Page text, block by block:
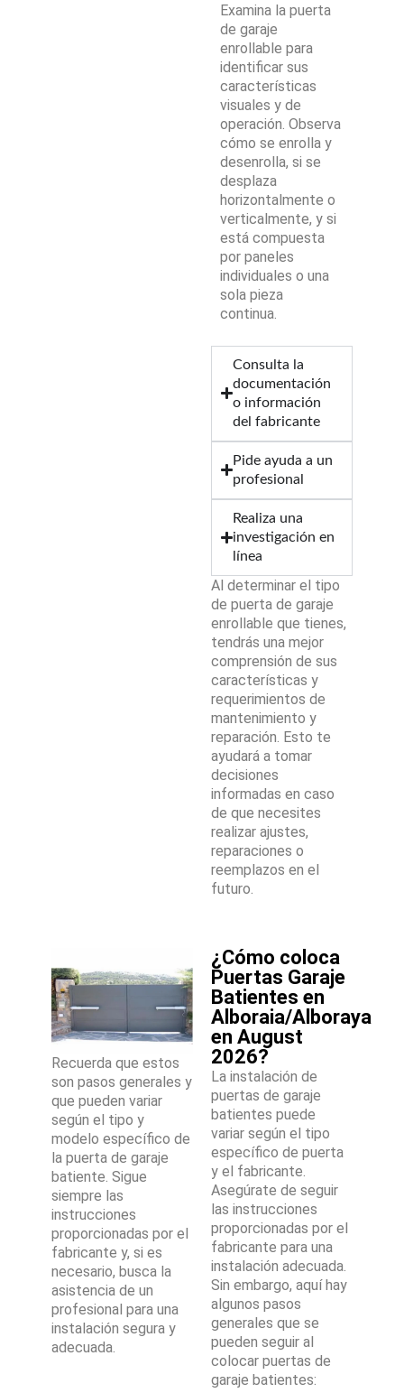
Examina la puerta
de garaje
enrollable para
identificar sus
características
visuales y de
operación. Observa
cómo se enrolla y
desenrolla, si se
desplaza
horizontalmente o
verticalmente, y si
está compuesta
por paneles
individuales o una
sola pieza
continua.
Consulta la
documentación
o información
del fabricante
Pide ayuda a un
profesional
Realiza una
investigación en
línea
Al determinar el tipo
de puerta de garaje
enrollable que tienes,
tendrás una mejor
comprensión de sus
características y
requerimientos de
mantenimiento y
reparación. Esto te
ayudará a tomar
decisiones
informadas en caso
de que necesites
realizar ajustes,
reparaciones o
reemplazos en el
futuro.
Recuerda que estos
son pasos generales y
que pueden variar
según el tipo y
modelo específico de
la puerta de garaje
batiente. Sigue
siempre las
instrucciones
proporcionadas por el
fabricante y, si es
necesario, busca la
asistencia de un
profesional para una
instalación segura y
adecuada.
¿Cómo coloca
Puertas Garaje
Batientes en
Alboraia/Alboraya
en August
2026?
La instalación de
puertas de garaje
batientes puede
variar según el tipo
específico de puerta
y el fabricante.
Asegúrate de seguir
las instrucciones
proporcionadas por el
fabricante para una
instalación adecuada.
Sin embargo, aquí hay
algunos pasos
generales que se
pueden seguir al
colocar puertas de
garaje batientes: